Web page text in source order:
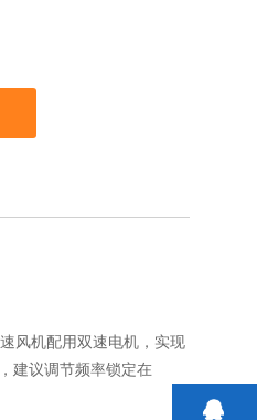
风机配用双速电机，实现
建议调节频率锁定在